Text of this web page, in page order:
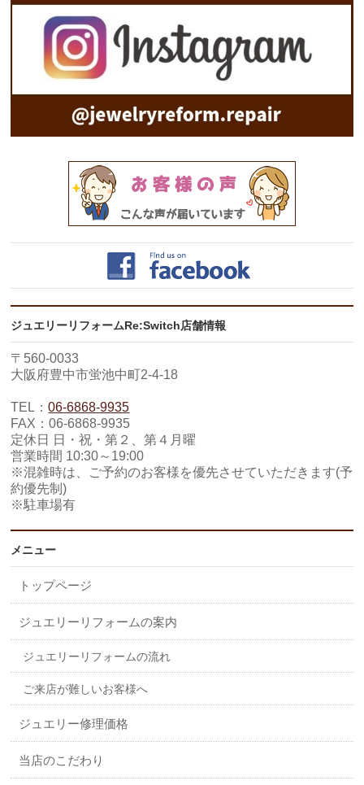
ジュエリーリフォームRe:Switch店舗情報
〒560-0033
大阪府豊中市蛍池中町2-4-18
TEL：06-6868-9935
FAX：06-6868-9935
定休日 日・祝・第２、第４月曜
営業時間 10:30～19:00
※混雑時は、ご予約のお客様を優先させていただきます(予
約優先制)
※駐車場有
メニュー
トップページ
ジュエリーリフォームの案内
ジュエリーリフォームの流れ
ご来店が難しいお客様へ
ジュエリー修理価格
当店のこだわり